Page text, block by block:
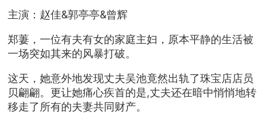
主演：赵佳&郭亭亭&曾辉
郑萋，一位有夫有女的家庭主妇，原本平静的生活被
一场突如其来的风暴打破。
这天，她意外地发现丈夫吴池竟然出轨了珠宝店店员
贝翩翩。更让她痛心疾首的是,丈夫还在暗中悄悄地转
移走了所有的夫妻共同财产。